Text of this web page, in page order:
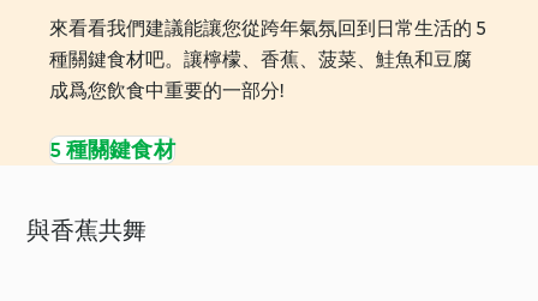
來看看我們建議能讓您從跨年氣氛回到日常生活的 5
種關鍵食材吧。讓檸檬、香蕉、菠菜、鮭魚和豆腐
成爲您飲食中重要的一部分!
5 種關鍵食材
與香蕉共舞